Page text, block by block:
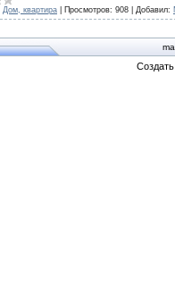
Дом, квартира Просмотров: 908 Добавил: